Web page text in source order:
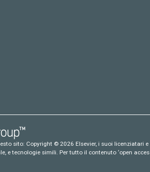
sito: Copyright © 2026 Elsevier, i suoi
e tecnologie simili. Per tutto il contenuto ‘open